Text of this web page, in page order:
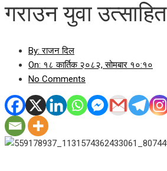
गराउन युवा उत्साहित
By: राजन दिल
On: १८ कार्तिक २०८२, सोमबार १०:१०
No Comments